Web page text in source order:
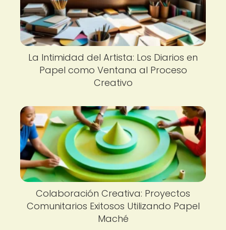
La Intimidad del Artista: Los Diarios en
Papel como Ventana al Proceso
Creativo
Colaboración Creativa: Proyectos
Comunitarios Exitosos Utilizando Papel
Maché